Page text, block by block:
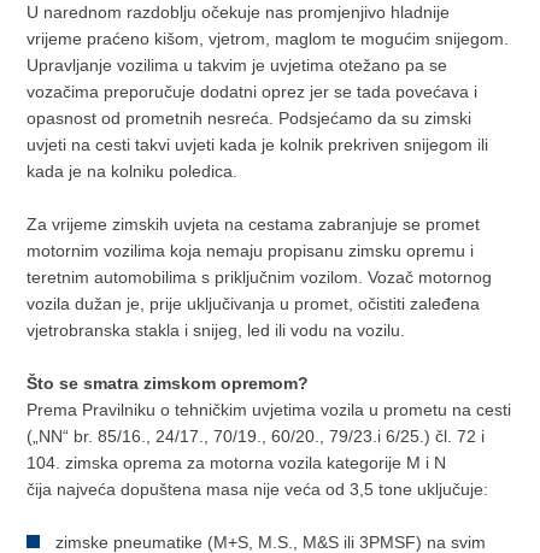
U narednom razdoblju očekuje nas promjenjivo hladnije
vrijeme praćeno kišom, vjetrom, maglom te mogućim snijegom.
Upravljanje vozilima u takvim je uvjetima otežano pa se
vozačima preporučuje dodatni oprez jer se tada povećava i
opasnost od prometnih nesreća. Podsjećamo da su zimski
uvjeti na cesti takvi uvjeti kada je kolnik prekriven snijegom ili
kada je na kolniku poledica.
Za vrijeme zimskih uvjeta na cestama zabranjuje se promet
motornim vozilima koja nemaju propisanu zimsku opremu i
teretnim automobilima s priključnim vozilom. Vozač motornog
vozila dužan je, prije uključivanja u promet, očistiti zaleđena
vjetrobranska stakla i snijeg, led ili vodu na vozilu.
Što se smatra zimskom opremom?
Prema Pravilniku o tehničkim uvjetima vozila u prometu na cesti
(„NN“ br. 85/16., 24/17., 70/19., 60/20., 79/23.i 6/25.) čl. 72 i
104. zimska oprema za motorna vozila kategorije M i N
čija najveća dopuštena masa nije veća od 3,5 tone uključuje:
zimske pneumatike (M+S, M.S., M&S ili 3PMSF) na svim